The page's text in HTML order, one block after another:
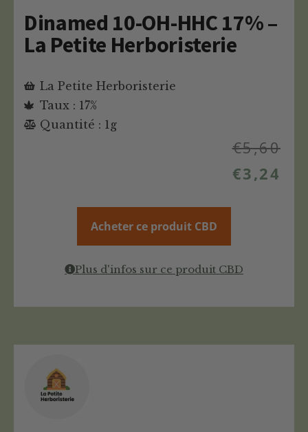
Dinamed 10-OH-HHC 17% –
La Petite Herboristerie
La Petite Herboristerie
Taux : 17%
Quantité : 1g
€5,60
€3,24
Acheter ce produit CBD
Plus d'infos sur ce produit CBD